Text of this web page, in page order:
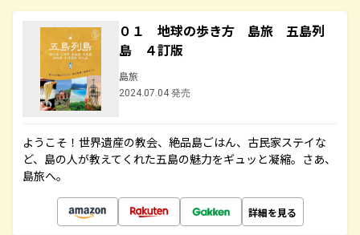
０１ 地球の歩き方 島旅 五島列
島 ４訂版
島旅
2024.07.04 発売
ようこそ！世界遺産の教会、絶品島ごはん、古民家ステイな
ど、島の人が教えてくれた五島の魅力をギュッと凝縮。さあ、
島旅へ。
詳細を見る